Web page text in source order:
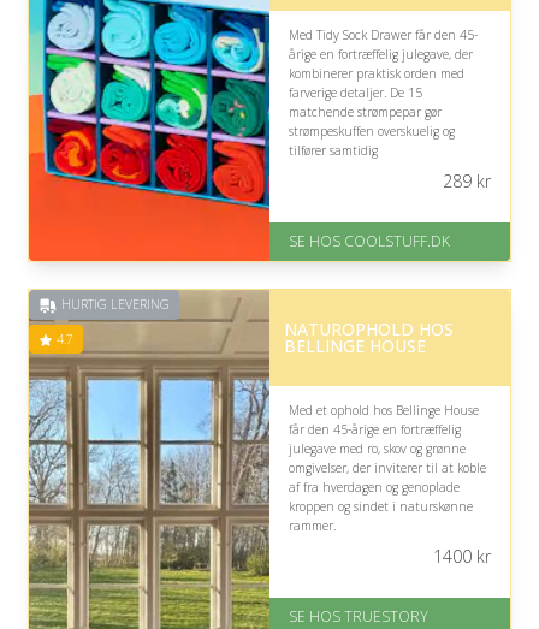
Med Tidy Sock Drawer får den 45-
årige en fortræffelig julegave, der
kombinerer praktisk orden med
farverige detaljer. De 15
matchende strømpepar gør
strømpeskuffen overskuelig og
tilfører samtidig
selvom den ensartede stil måske
smag.
På lager
Levering: Standard leveringstid
Fremragende Trustpilot rating
på 4.5 ud af 5
289kr
SE HOS COOLSTUFF.DK
HURTIG LEVERING
4.7 NATUROPHOLD HOS
BELLINGE HOUSE
Med et ophold hos Bellinge House
får den 45-årige en fortræffelig
julegave med ro, skov og grønne
omgivelser, der inviterer til at koble
af fra hverdagen og genoplade
kroppen og sindet i naturskønne
rammer.
samme
1400kr
SE HOS TRUESTORY